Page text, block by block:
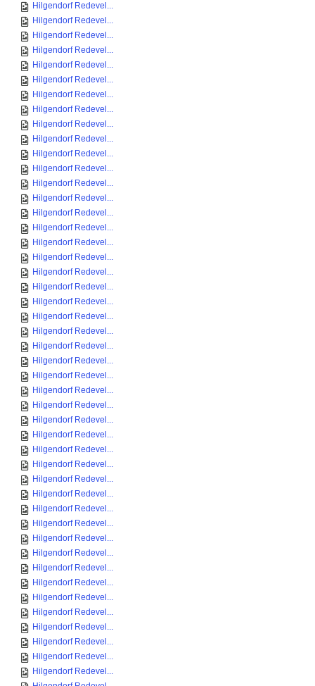
Hilgendorf Redevel...
Hilgendorf Redevel...
Hilgendorf Redevel...
Hilgendorf Redevel...
Hilgendorf Redevel...
Hilgendorf Redevel...
Hilgendorf Redevel...
Hilgendorf Redevel...
Hilgendorf Redevel...
Hilgendorf Redevel...
Hilgendorf Redevel...
Hilgendorf Redevel...
Hilgendorf Redevel...
Hilgendorf Redevel...
Hilgendorf Redevel...
Hilgendorf Redevel...
Hilgendorf Redevel...
Hilgendorf Redevel...
Hilgendorf Redevel...
Hilgendorf Redevel...
Hilgendorf Redevel...
Hilgendorf Redevel...
Hilgendorf Redevel...
Hilgendorf Redevel...
Hilgendorf Redevel...
Hilgendorf Redevel...
Hilgendorf Redevel...
Hilgendorf Redevel...
Hilgendorf Redevel...
Hilgendorf Redevel...
Hilgendorf Redevel...
Hilgendorf Redevel...
Hilgendorf Redevel...
Hilgendorf Redevel...
Hilgendorf Redevel...
Hilgendorf Redevel...
Hilgendorf Redevel...
Hilgendorf Redevel...
Hilgendorf Redevel...
Hilgendorf Redevel...
Hilgendorf Redevel...
Hilgendorf Redevel...
Hilgendorf Redevel...
Hilgendorf Redevel...
Hilgendorf Redevel...
Hilgendorf Redevel...